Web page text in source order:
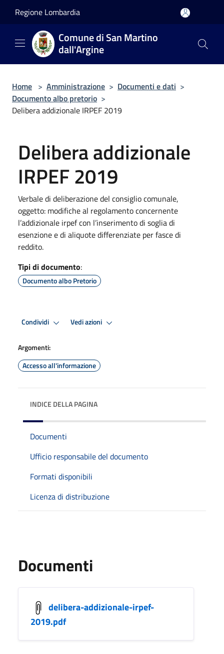
Regione Lombardia
Comune di San Martino
dall'Argine
Home > Amministrazione > Documenti e dati >
Documento albo pretorio >
Delibera addizionale IRPEF 2019
Delibera addizionale
IRPEF 2019
Verbale di deliberazione del consiglio comunale,
oggetto: modifiche al regolamento concernente
l’addizionale irpef con l’inserimento di soglia di
esenzione e di aliquote differenziate per fasce di
reddito.
Tipi di documento:
Documento albo Pretorio
Condividi Vedi azioni
Argomenti:
Accesso all'informazione
INDICE DELLA PAGINA
Documenti
Ufficio responsabile del documento
Formati disponibili
Licenza di distribuzione
Documenti
delibera-addizionale-irpef-
2019.pdf